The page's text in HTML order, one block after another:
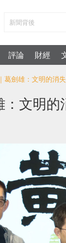
評論 財經
葛劍雄：文明的消
文明